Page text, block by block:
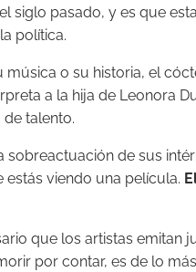
siglo pasado, y es que
política.
o su historia, el
a la hija de Leonora
talento.
de sus
viendo una película.
que los artistas emitan
por contar, es de lo más